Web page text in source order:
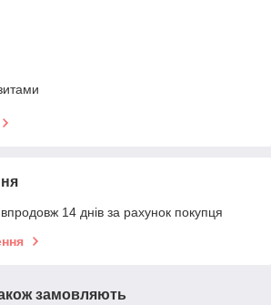
14 днів за рахунок покупця
замовляють